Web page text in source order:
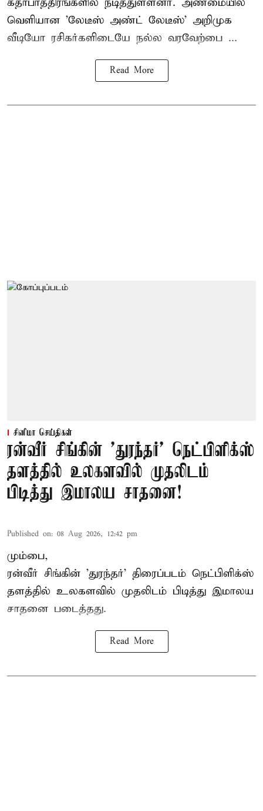
வெளியான 'லேடீஸ் அண்ட் லேடீஸ்' அறிமுக
வீடியோ ரசிகர்களிடையே நல்ல வரவேற்பை ...
Read More
சினிமா செய்திகள்
ரன்வீர் சிங்கின் 'துரந்தர்' நெட்பிளிக்ஸ்
தளத்தில் உலகளவில் முதலிடம்
பிடித்து இமாலய சாதனை!
Published on: 08 Aug 2026, 12:42 pm
மும்பை,
ரன்வீர் சிங்கின் 'துரந்தர்' திரைப்படம் நெட்பிளிக்ஸ்
தளத்தில் உலகளவில் முதலிடம் பிடித்து இமாலய
சாதனை படைத்தது.
Read More